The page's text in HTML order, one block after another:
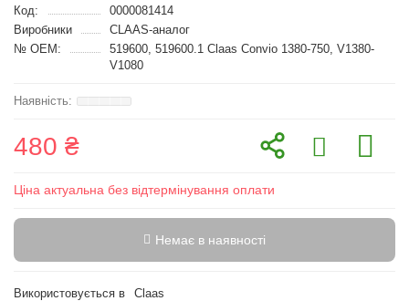
Код:
0000081414
Виробники
CLAAS-аналог
№ OEM:
519600, 519600.1 Claas Convio 1380-750, V1380-
V1080
480 ₴
Ціна актуальна без відтермінування оплати
Немає в наявності
Використовується в
Claas